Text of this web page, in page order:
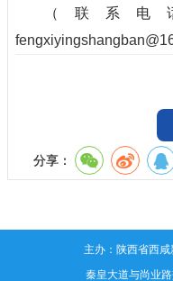
（联系电
分享：
主办：陕西省西
地址：秦皇大道与尚业